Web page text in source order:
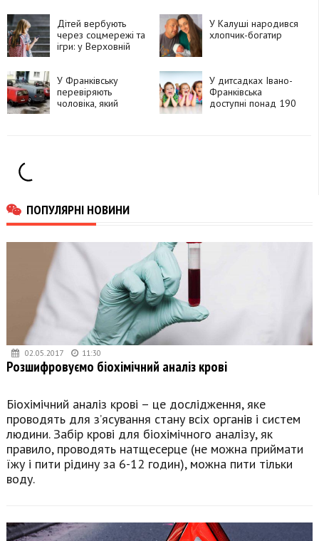
Дітей вербують
через соцмережі та
ігри: у Верховній
У Калуші народився
хлопчик-богатир
У Франківську
перевіряють
чоловіка, який
У дитсадках Івано-
Франківська
доступні понад 190
ПОПУЛЯРНІ НОВИНИ
02.05.2017 11:30
Розшифровуємо біохімічний аналіз крові
Біохімічний аналіз крові – це дослідження, яке
проводять для з’ясування стану всіх органів і систем
людини. Забір крові для біохімічного аналізу, як
правило, проводять натщесерце (не можна приймати
їжу і пити рідину за 6-12 годин), можна пити тільки
воду.